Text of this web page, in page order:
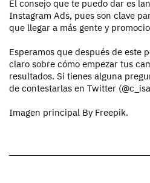
El consejo que te puedo dar es
Instagram Ads, pues son clave
que llegar a más gente y
Esperamos que después de este
claro sobre cómo empezar tus
resultados. Si tienes alguna
de contestarlas en Twitter
Imagen principal By Freepik.